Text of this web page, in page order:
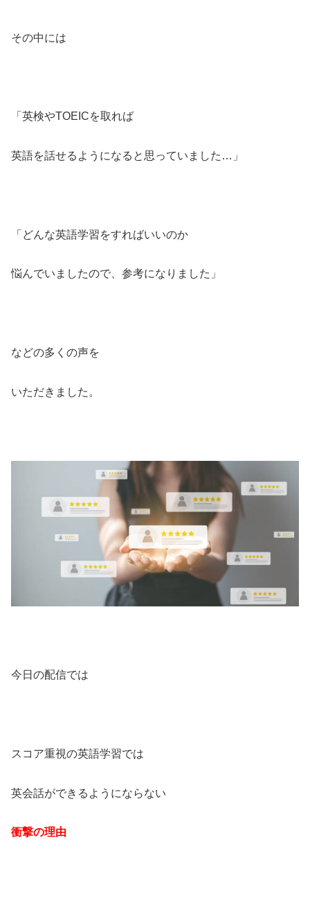
その中には
「英検やTOEICを取れば
英語を話せるようになると思っていました…」
「どんな英語学習をすればいいのか
悩んでいましたので、参考になりました」
などの多くの声を
いただきました。
今日の配信では
スコア重視の英語学習では
英会話ができるようにならない
衝撃の理由